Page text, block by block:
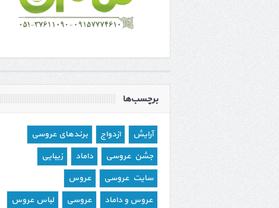
برچسب‌ها
آرایش ازدواج
برندهای عروسی
جشن عروسی
داماد
زیبایی
سایت عروسی
عروس
عروس و داماد
عروسی
لباس عروس